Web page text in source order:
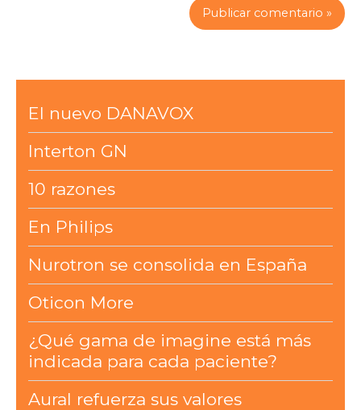
El nuevo DANAVOX
Interton GN
10 razones
En Philips
Nurotron se consolida en España
Oticon More
¿Qué gama de imagine está más
indicada para cada paciente?
Aural refuerza sus valores